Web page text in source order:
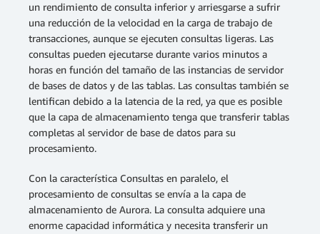
un rendimiento de consulta inferior y arriesgarse a sufrir
una reducción de la velocidad en la carga de trabajo de
transacciones, aunque se ejecuten consultas ligeras. Las
consultas pueden ejecutarse durante varios minutos a
horas en función del tamaño de las instancias de servidor
de bases de datos y de las tablas. Las consultas también se
lentifican debido a la latencia de la red, ya que es posible
que la capa de almacenamiento tenga que transferir tablas
completas al servidor de base de datos para su
procesamiento.
Con la característica Consultas en paralelo, el
procesamiento de consultas se envía a la capa de
almacenamiento de Aurora. La consulta adquiere una
enorme capacidad informática y necesita transferir un